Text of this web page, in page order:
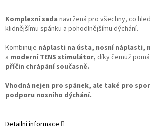
Komplexní sada navržená pro všechny, co
klidnějšímu spánku a pohodlnějšímu dýchání.
Kombinuje náplasti na ústa, nosní náplasti,
a moderní TENS stimulátor, díky čemuž
příčin chrápání současně.
Vhodná nejen pro spánek, ale také pro
podporu nosního dýchání.
Detailní informace